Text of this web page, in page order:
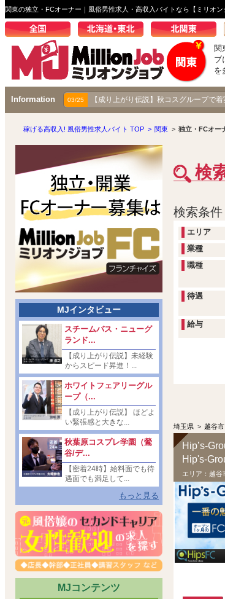
関東の独立・FCオーナー｜風俗男性求人・高収入バイトなら【ミリオン
関
ブ
を
Information 03/25 【成り上がり伝説】秋コスグループで
稼げる高収入! 風俗男性求人バイト TOP > 関東 > 独立・FCオー
検
検索条
エリア
業種
職種
待遇
給与
埼玉県 > 越谷市
Hip’s-
Hip's-
エリア： 越谷
MJインタビュー
スチームバス・ニューグ
ランド...
【成り上がり伝説】未経験
からスピード昇進！...
ホワイトフェアリーグル
ープ（...
【成り上がり伝説】 ほどよ
い緊張感と大きな...
秋葉原コスプレ学園（鶯
谷/デ...
【密着24時】給料面でも待
遇面でも満足して...
もっと見る
MJコンテンツ